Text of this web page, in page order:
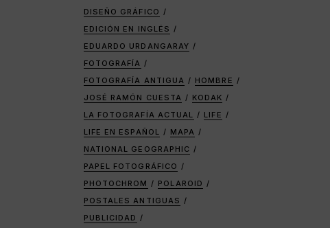
DISEÑO GRÁFICO
EDICIÓN EN INGLÉS
EDUARDO URDANGARAY
FOTOGRAFÍA
FOTOGRAFÍA ANTIGUA
HOMBRE
JOSÉ RAMÓN CUESTA
KODAK
LA FOTOGRAFÍA ACTUAL
LIFE
LIFE EN ESPAÑOL
MAPA
NATIONAL GEOGRAPHIC
PAPEL FOTOGRÁFICO
PHOTOCHROM
POLAROID
POSTALES ANTIGUAS
PUBLICIDAD